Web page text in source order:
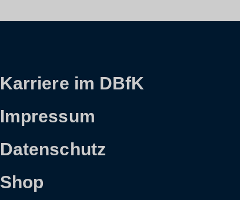
Karriere im DBfK
Impressum
Datenschutz
Shop